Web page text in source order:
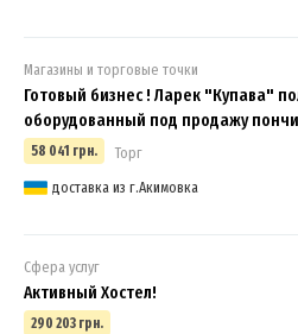
Магазины и торговые точки
Готовый бизнес ! Ларек "Купава"
оборудованный под продажу
58 041 грн.
Торг
доставка из г.Акимовка
Сфера услуг
Активный Хостел!
290 203 грн.